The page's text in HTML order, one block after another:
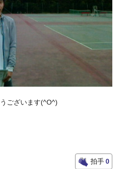
ございます(^O^)
拍手0